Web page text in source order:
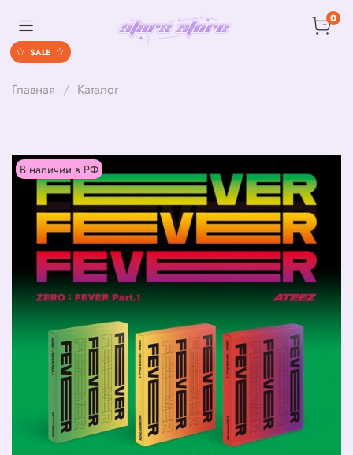
0
Главная Каталог
В наличии в РФ